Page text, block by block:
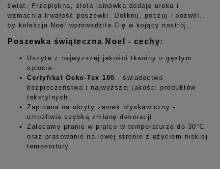
świąt. Przepiękna, złota lamówka dodaje uroku i
wzmacnia trwałość poszewki. Dotknij, poczuj i pozwól,
by kolekcja Noel wprowadziła Cię w kojący nastrój.
Poszewka świąteczna Noel - cechy:
Uszyta z najwyższej jakości tkaniny o gęstym
splocie.
Certyfikat Oeko-Tex 100 - świadectwo
bezpieczeństwa i najwyższej jakości produktów
tekstylnych.
Zapinana na ukryty zamek błyskawiczny -
umożliwia szybką zmianę dekoracji.
Zalecamy pranie w pralce w temperaturze do 30°C
oraz prasowanie na lewej stronie z użyciem niskiej
temperatury.